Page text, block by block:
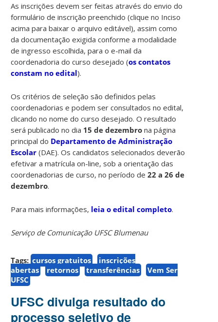
As inscrições devem ser feitas através do envio do
formulário de inscrição preenchido (clique no Inciso
acima para baixar o arquivo editável), assim como
da documentação exigida conforme a modalidade
de ingresso escolhida, para o e-mail da
coordenadoria do curso desejado (os contatos
constam no edital).
Os critérios de seleção são definidos pelas
coordenadorias e podem ser consultados no edital,
clicando no nome do curso desejado. O resultado
será publicado no dia 15 de dezembro na página
principal do Departamento de Administração
Escolar (DAE). Os candidatos selecionados deverão
efetivar a matrícula on-line, sob a orientação das
coordenadorias de curso, no período de 22 a 26 de
dezembro.
Para mais informações, leia o edital completo.
Serviço de Comunicação UFSC Blumenau
Tags: cursos gratuitos
inscrições
abertas
retornos transferências
Vem Ser
UFSC
UFSC divulga resultado do
processo seletivo de